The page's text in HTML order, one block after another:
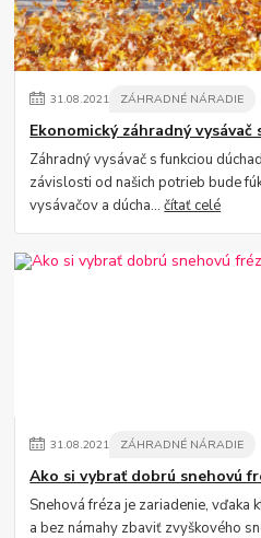
31.08.2021 ZÁHRADNÉ NÁRADIE
Ekonomický záhradný
Záhradný vysávač s funkciou
závislosti od našich potrieb bude
vysávačov a dúcha...čítať celé
31.08.2021 ZÁHRADNÉ NÁRADIE
Ako si vybrať dobrú snehovú
Snehová fréza je zariadenie, vďaka
a bez námahy zbaviť zvyškového